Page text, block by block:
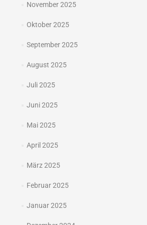
November 2025
Oktober 2025
September 2025
August 2025
Juli 2025
Juni 2025
Mai 2025
April 2025
März 2025
Februar 2025
Januar 2025